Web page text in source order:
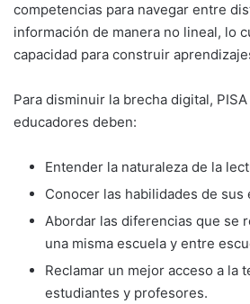
competencias para navegar entre
información de manera no lineal, lo
capacidad para construir
Para disminuir la brecha digital,
educadores deben:
Entender la naturaleza de la
Conocer las habilidades de sus
Abordar las diferencias que se
una misma escuela y entre
Reclamar un mejor acceso a la
estudiantes y profesores.